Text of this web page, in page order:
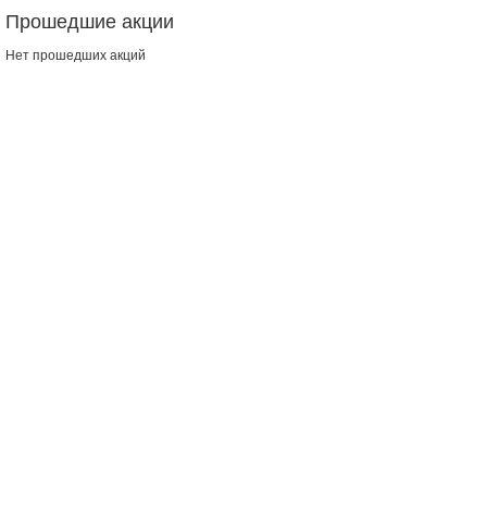
Прошедшие акции
Нет прошедших акций